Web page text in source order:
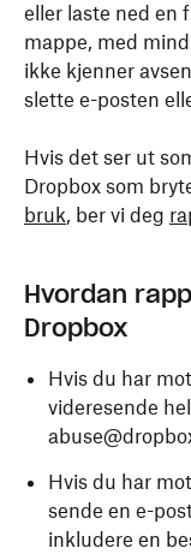
eller laste ned en
mappe, med
ikke kjenner
slette e-posten
Hvis det ser ut
Dropbox som
bruk, ber vi deg
Hvordan
Dropbox
Hvis du har
videresende
Hvis du har
sende en e-
inkludere en